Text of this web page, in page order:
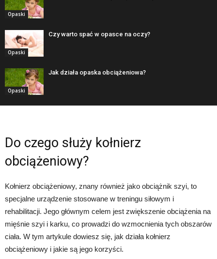
Opaski
Opaski
Czy warto spać w opasce na oczy?
Opaski
Jak działa opaska obciążeniowa?
Do czego służy kołnierz
obciążeniowy?
Kołnierz obciążeniowy, znany również jako obciążnik szyi, to
specjalne urządzenie stosowane w treningu siłowym i
rehabilitacji. Jego głównym celem jest zwiększenie obciążenia na
mięśnie szyi i karku, co prowadzi do wzmocnienia tych obszarów
ciała. W tym artykule dowiesz się, jak działa kołnierz
obciążeniowy i jakie są jego korzyści.